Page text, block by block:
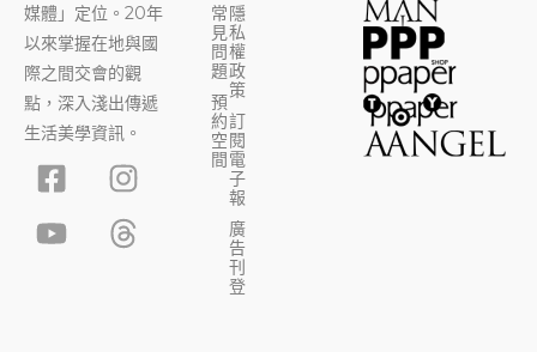
媒體」定位。20年
以來掌握在地與國
際之間交會的觀
點，深入淺出傳遞
生活美學資訊。
F
a
c
I
n
s
t
Y
o
u
T
h
r
e
常
見
問
題
預
約
空
間
隱
私
權
政
策
訂
閱
電
子
報
廣
告
刊
登